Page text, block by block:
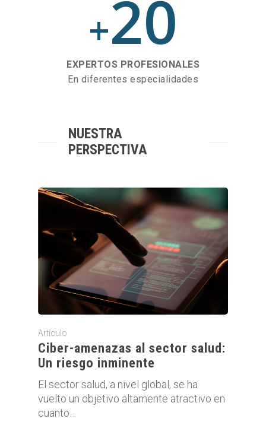
+20
EXPERTOS PROFESIONALES
En diferentes especialidades
NUESTRA
PERSPECTIVA
Artículo
Ciber-amenazas al sector salud:
Un riesgo inminente
El sector salud, a nivel global, se ha
vuelto un objetivo altamente atractivo en
cuanto…